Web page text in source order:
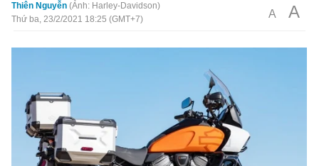
Thiên Nguyễn Ảnh: Harley-Davidson
Thứ ba, 23/2/2021 18:25 (GMT+7)
A A